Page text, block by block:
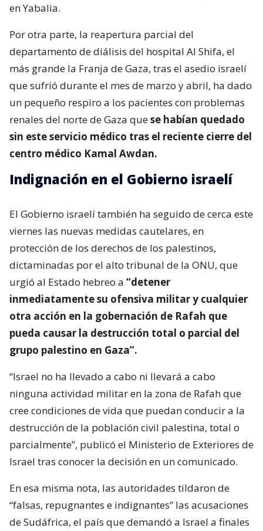
en Yabalia.
Por otra parte, la reapertura parcial del
departamento de diálisis del hospital Al Shifa, el
más grande la Franja de Gaza, tras el asedio israelí
que sufrió durante el mes de marzo y abril, ha dado
un pequeño respiro a los pacientes con problemas
renales del norte de Gaza quese habían quedado
sin este servicio médico tras el reciente cierre del
centro médico Kamal Awdan.
Indignación en el Gobierno israelí
El Gobierno israelí también ha seguido de cerca este
viernes las nuevas medidas cautelares, en
protección de los derechos de los palestinos,
dictaminadas por el alto tribunal de la ONU, que
urgió al Estado hebreo a “detener
inmediatamente su ofensiva militar y cualquier
otra acción en la gobernación de Rafah que
pueda causar la destrucción total o parcial del
grupo palestino en Gaza”.
“Israel no ha llevado a cabo ni llevará a cabo
ninguna actividad militar en la zona de Rafah que
cree condiciones de vida que puedan conducir a la
destrucción de la población civil palestina, total o
parcialmente”, publicó el Ministerio de Exteriores de
Israel tras conocer la decisión en un comunicado.
En esa misma nota, las autoridades tildaron de
“falsas, repugnantes e indignantes” las acusaciones
de Sudáfrica, el país que demandó a Israel a finales